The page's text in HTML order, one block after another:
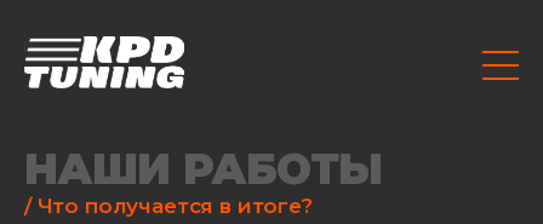
НАШИ РАБОТЫ
/ Что получается в итоге?